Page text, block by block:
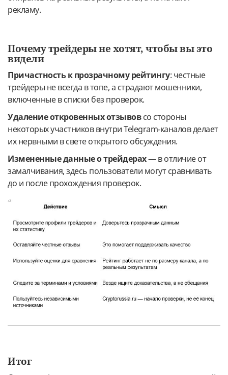
рекламу.
Почему трейдеры не хотят, чтобы вы это
видели
Причастность к прозрачному рейтингу: честные
трейдеры не всегда в топе, а страдают мошенники,
включенные в списки без проверок.
Удаление откровенных отзывовсо стороны
некоторых участников внутри Telegram-каналов делает
их нервными в свете открытого обсуждения.
Измененные данные о трейдерах— в отличие от
замалчивания, здесь пользователи могут сравнивать
до и после прохождения проверок.
Итог